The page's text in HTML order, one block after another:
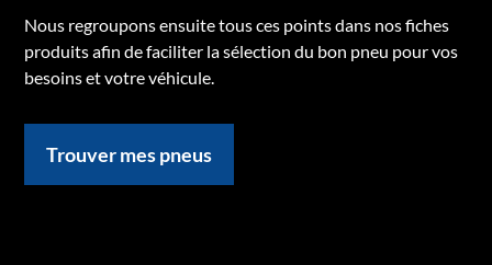
Nous regroupons ensuite tous ces points dans nos fiches
produits afin de faciliter la sélection du bon pneu pour vos
besoins et votre véhicule.
Trouver mes pneus